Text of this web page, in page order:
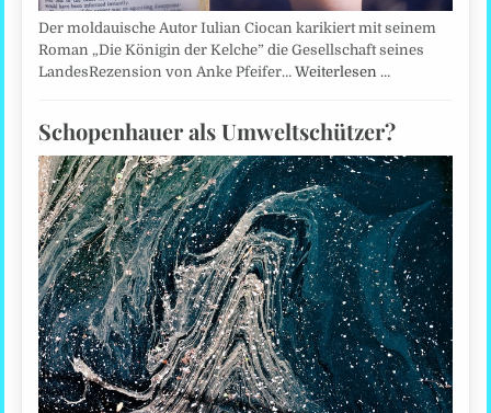
Der moldauische Autor Iulian Ciocan karikiert mit seinem
Roman „Die Königin der Kelche” die Gesellschaft seines
LandesRezension von Anke Pfeifer…Weiterlesen …
Schopenhauer als Umweltschützer?